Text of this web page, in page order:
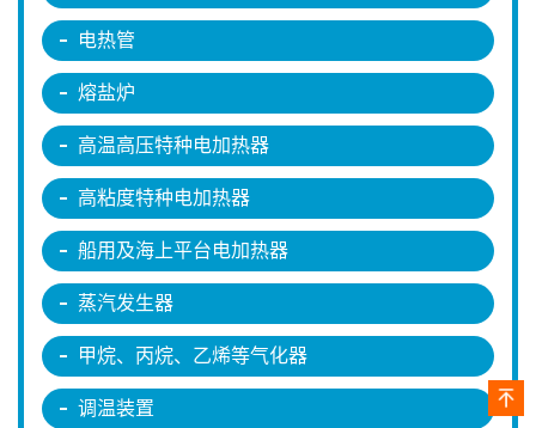
电热管
熔盐炉
高温高压特种电加热器
高粘度特种电加热器
船用及海上平台电加热器
蒸汽发生器
甲烷、丙烷、乙烯等气化器
调温装置